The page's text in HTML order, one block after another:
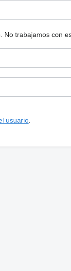
No trabajamos con
usuario.